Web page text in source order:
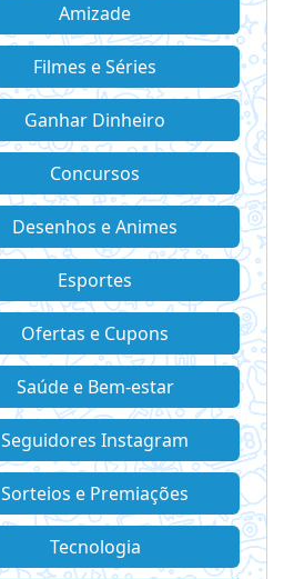
Amizade
Filmes e Séries
Ganhar Dinheiro
Concursos
Desenhos e Animes
Esportes
Ofertas e Cupons
Saúde e Bem-estar
Seguidores Instagram
Sorteios e Premiações
Tecnologia